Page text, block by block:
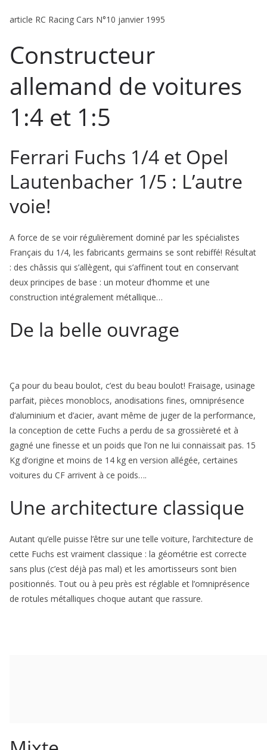
article RC Racing Cars N°10 janvier 1995
Constructeur
allemand de voitures
1:4 et 1:5
Ferrari Fuchs 1/4 et Opel
Lautenbacher 1/5 : L’autre
voie!
A force de se voir réguliè­rement dominé par les spé­cialistes
Français du 1/4, les fabricants germains se sont rebiffé! Résultat
: des châssis qui s’allègent, qui s’affinent tout en conservant
deux principes de base : un moteur d’homme et une
construction intégralement métallique…
De la belle ouvrage
Ça pour du beau boulot, c’est du beau bou­lot! Fraisage, usinage
parfait, pièces mono­blocs, anodisations fines, omniprésence
d’aluminium et d’acier, avant même de juger de la performance,
la conception de cette Fuchs a perdu de sa grossièreté et à
gagné une finesse et un poids que l’on ne lui connaissait pas. 15
Kg d’origine et moins de 14 kg en version allégée, certaines
voitures du CF arrivent à ce poids….
Une architecture clas­sique
Autant qu’elle puisse l’être sur une telle voi­ture, l’architecture de
cette Fuchs est vrai­ment classique : la géométrie est correcte
sans plus (c’est déjà pas mal) et les amortis­seurs sont bien
positionnés. Tout ou à peu près est réglable et l’omniprésence
de rotules métalliques choque autant que rassure.